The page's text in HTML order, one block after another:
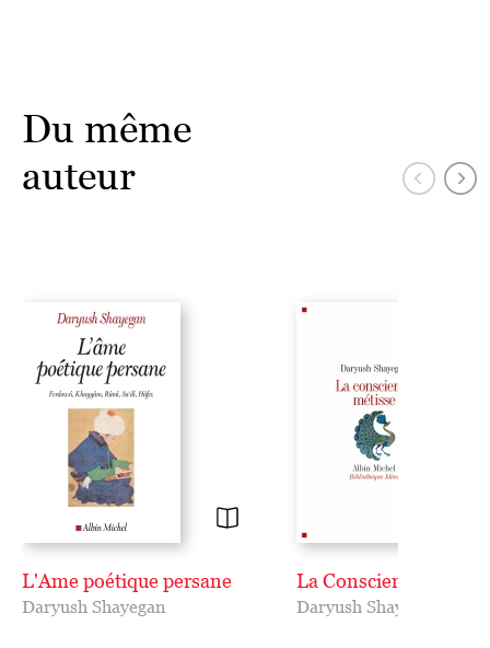
Du même
auteur
L'Ame poétique persane
Daryush Shayegan
La Conscience
Daryush Shayegan